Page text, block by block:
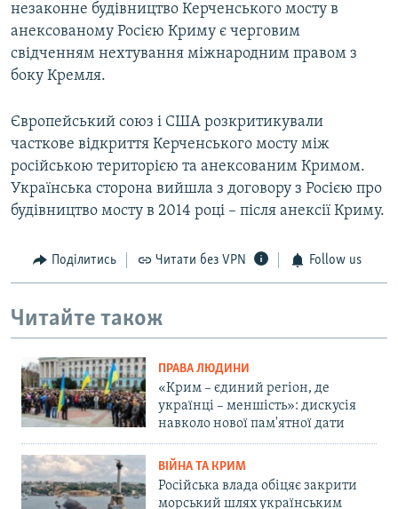
незаконне будівництво Керченського мосту в
анексованому Росією Криму є черговим
свідченням нехтування міжнародним правом з
боку Кремля.
Європейський союз і США розкритикували
часткове відкриття Керченського мосту між
російською територією та анексованим Кримом.
Українська сторона вийшла з договору з Росією про
будівництво мосту в 2014 році – після анексії Криму.
Поділитись Читати без VPN Follow us
Читайте також
ПРАВА ЛЮДИНИ
«Крим – єдиний регіон, де
українці – меншість»: дискусія
навколо нової пам'ятної дати
ВІЙНА ТА КРИМ
Російська влада обіцяє закрити
морський шлях українським